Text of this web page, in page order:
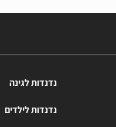
נדנדות לגינה
נדנדות לילדים